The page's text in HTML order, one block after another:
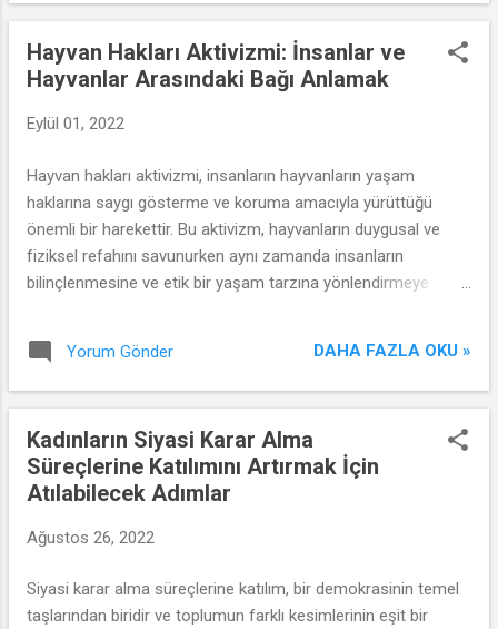
Hayvan Hakları Aktivizmi: İnsanlar ve
Hayvanlar Arasındaki Bağı Anlamak
Eylül 01, 2022
Hayvan hakları aktivizmi, insanların hayvanların yaşam
haklarına saygı gösterme ve koruma amacıyla yürüttüğü
önemli bir harekettir. Bu aktivizm, hayvanların duygusal ve
fiziksel refahını savunurken aynı zamanda insanların
bilinçlenmesine ve etik bir yaşam tarzına yönlendirmeye
ele alınacaktır.
Yorum Gönder DAHA FAZLA OKU »
Kadınların Siyasi Karar Alma
Süreçlerine Katılımını Artırmak İçin
Atılabilecek Adımlar
Ağustos 26, 2022
Siyasi karar alma süreçlerine katılım, bir demokrasinin temel
taşlarından biridir ve toplumun farklı kesimlerinin eşit bir